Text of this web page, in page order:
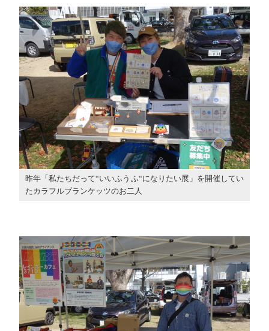
昨年「私たちだって“いいふうふ“になりたい展」を開催してい
たカラフルブランケッツのお二人